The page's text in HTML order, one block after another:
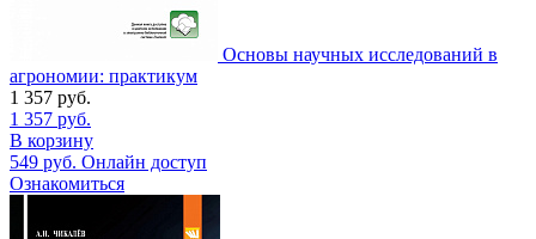
Основы научных исследований в
агрономии: практикум
1 357 руб.
1 357 руб.
В корзину
549 руб. Онлайн доступ
Ознакомиться